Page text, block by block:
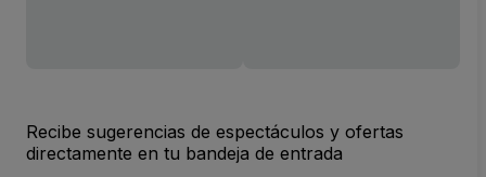
Recibe sugerencias de espectáculos y ofertas
directamente en tu bandeja de entrada